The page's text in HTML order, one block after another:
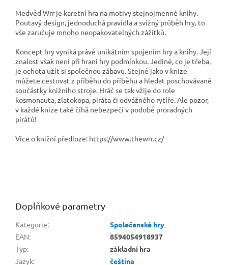
Medvěd Wrr je karetní hra na motivy stejnojmenné knihy.
Poutavý design, jednoduchá pravidla a svižný průběh hry, to
vše zaručuje mnoho neopakovatelných zážitků.
Koncept hry vyniká právě unikátním spojením hry a knihy. Její
znalost však není při hraní hry podmínkou. Jediné, co je třeba,
je ochota užít si společnou zábavu. Stejně jako v knize
můžete cestovat z příběhu do příběhu a hledat poschovávané
součástky knižního stroje. Hráč se tak vžije do role
kosmonauta, zlatokopa, piráta či odvážného rytíře. Ale pozor,
v každé knize také číhá nebezpečí v podobě proradných
pirátů!
Více o knižní předloze: https://www.thewrr.cz/
Doplňkové parametry
Kategorie:
Společenské hry
EAN:
8594054918937
Typ:
základní hra
Jazyk:
čeština